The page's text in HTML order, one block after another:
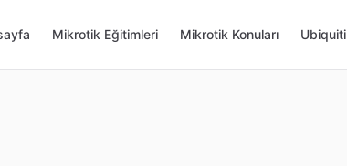
Mikrotik Eğitimleri Mikrotik Konuları Ubiquiti